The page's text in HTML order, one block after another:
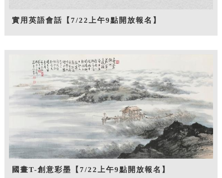
實用英語會話【7/22上午9點開放報名】
國畫T-創意彩墨【7/22上午9點開放報名】